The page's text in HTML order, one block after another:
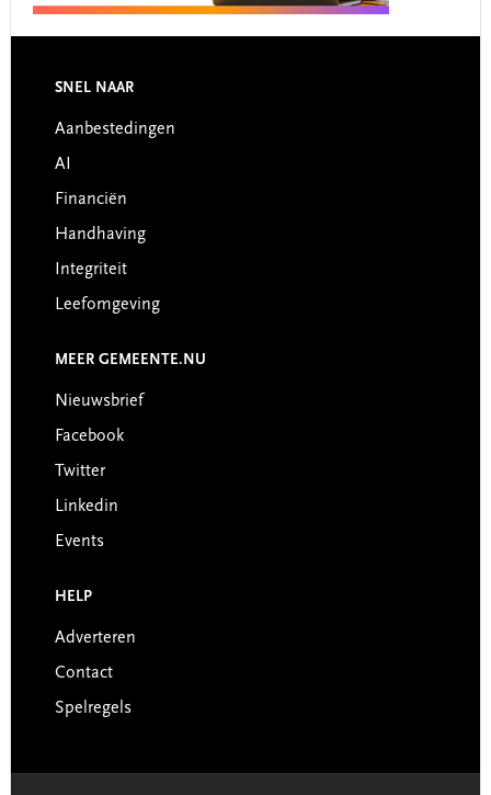
Footer
SNEL NAAR
Aanbestedingen
AI
Financiën
Handhaving
Integriteit
Leefomgeving
MEER GEMEENTE.NU
Nieuwsbrief
Facebook
Twitter
Linkedin
Events
HELP
Adverteren
Contact
Spelregels